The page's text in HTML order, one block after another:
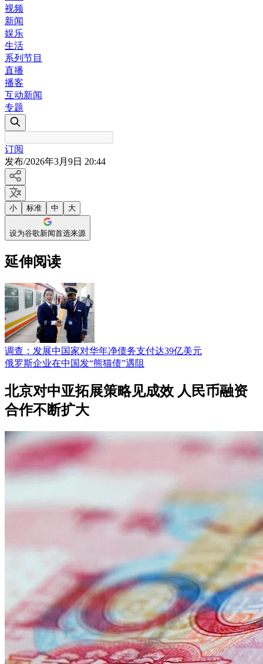
视频
新闻
娱乐
生活
系列节目
直播
播客
互动新闻
专题
订阅
发布/2026年3月9日 20:44
小 标准 中 大
设为谷歌新闻首选来源
延伸阅读
调查：发展中国家对华年净债务支付达39亿美元
俄罗斯企业在中国发“熊猫债”遇阻
北京对中亚拓展策略见成效 人民币融资
合作不断扩大